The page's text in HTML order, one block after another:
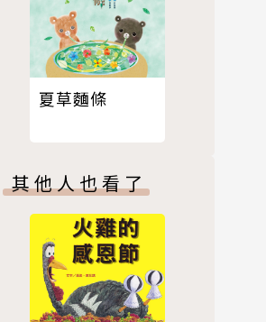
夏草麵條
其他人也看了